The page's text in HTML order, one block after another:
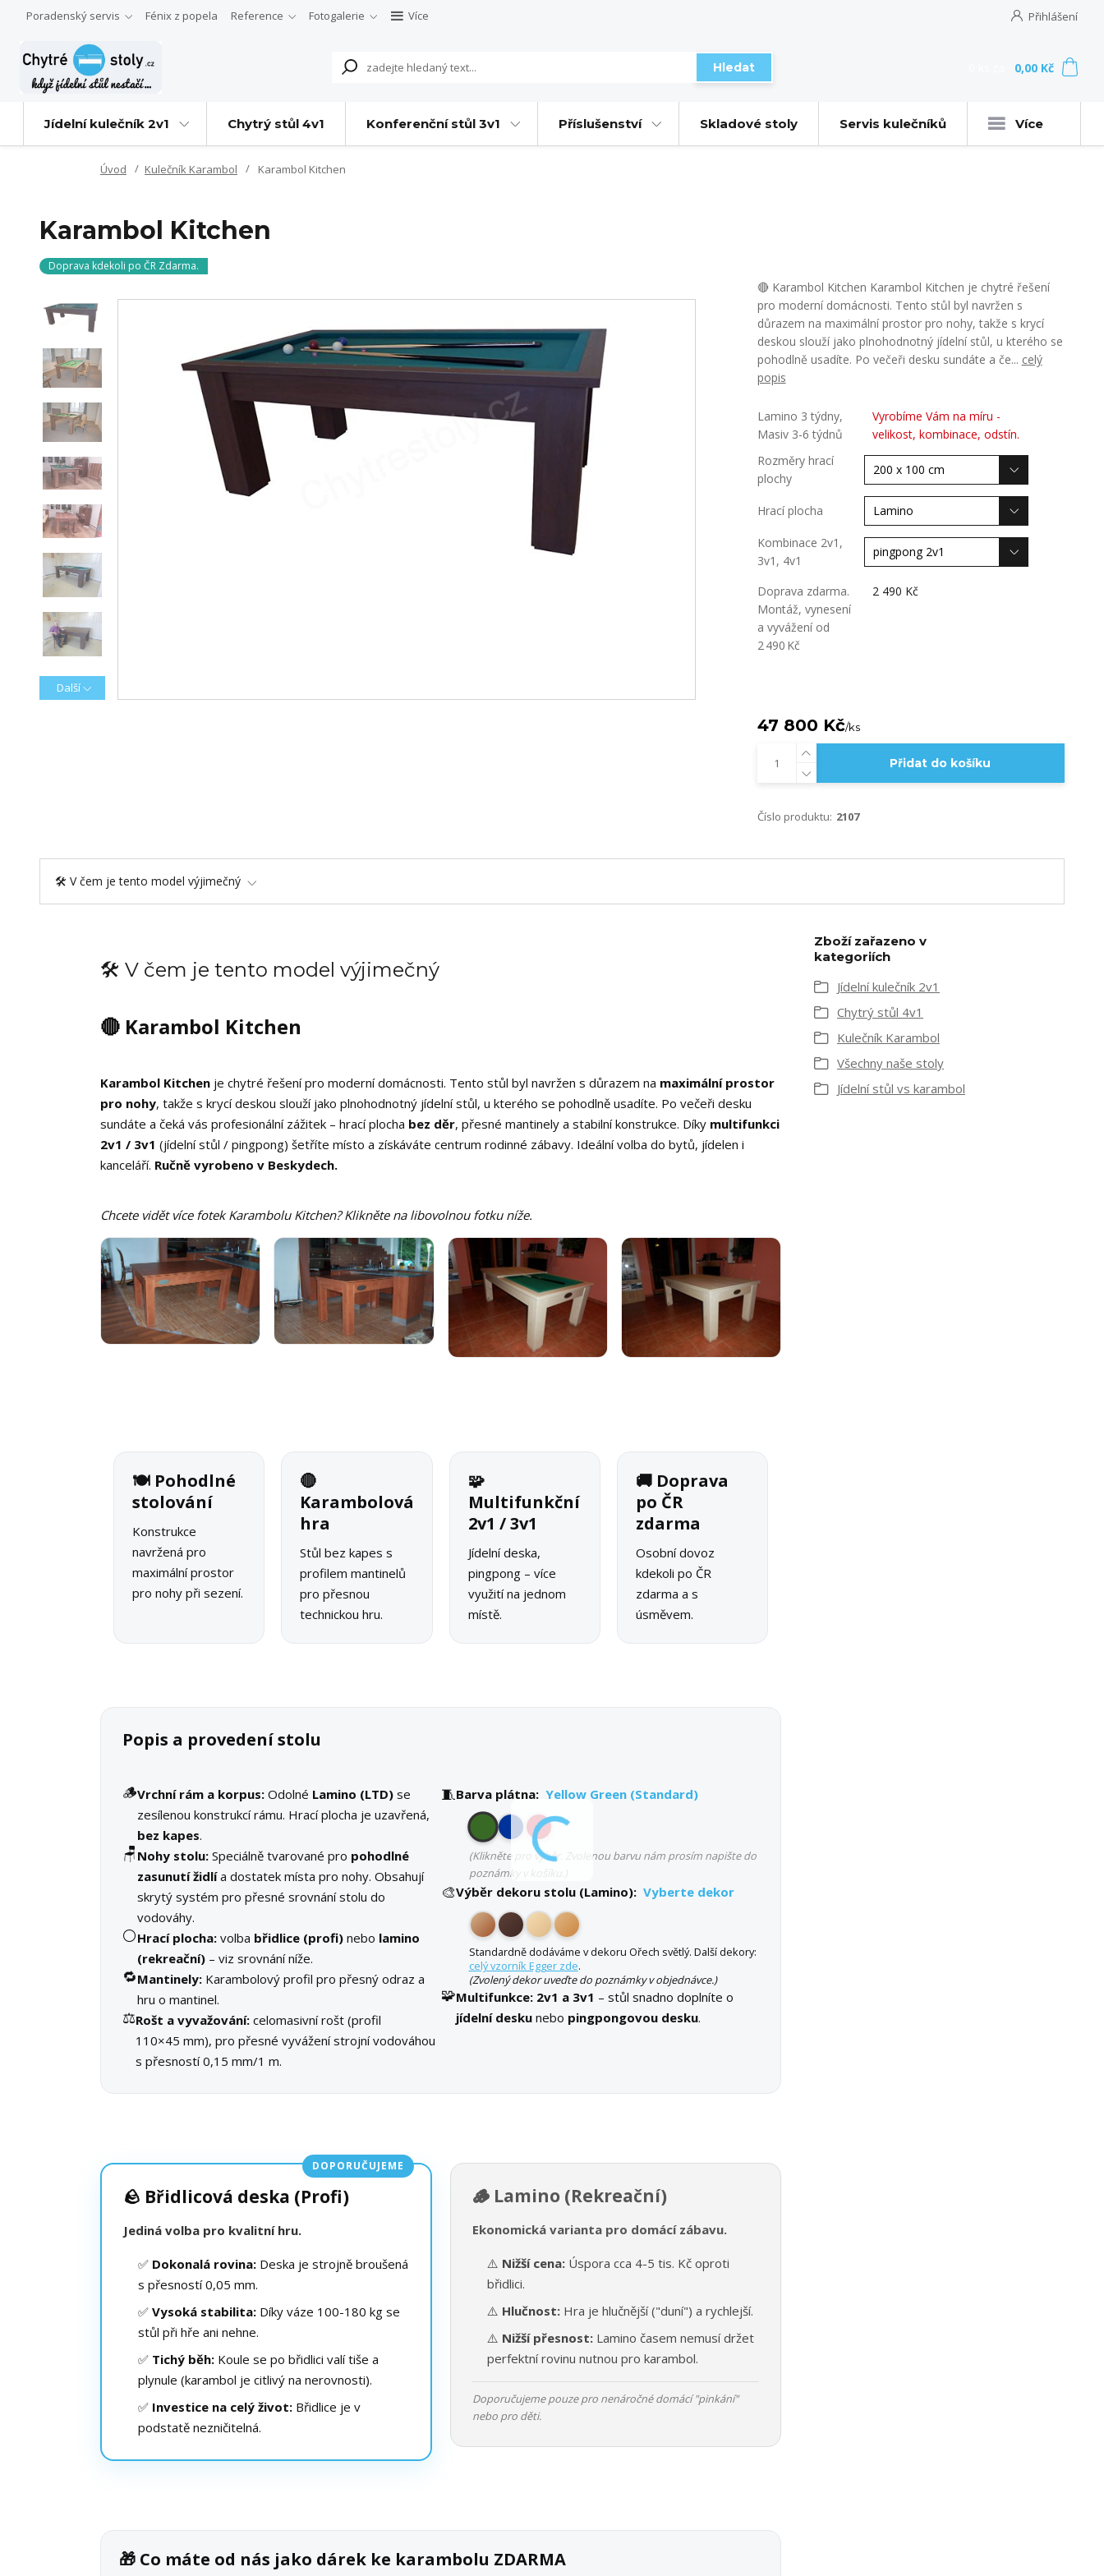
Poradenský servis Fénix z popela Reference Fotogalerie Více Přihlášení
Hledat 0,00 Kč
Jídelní kulečník 2v1 Chytrý stůl 4v1 Konferenční stůl 3v1 Příslušenství Skladové stoly Servis kulečníků Více
Úvod Kulečník Karambol Karambol Kitchen
Karambol Kitchen
Doprava kdekoli po ČR Zdarma.
Další
🔴 Karambol Kitchen Karambol Kitchen je chytré řešení
pro moderní domácnosti. Tento stůl byl navržen s
důrazem na maximální prostor pro nohy, takže s krycí
deskou slouží jako plnohodnotný jídelní stůl, u kterého se
pohodlně usadíte. Po večeři desku sundáte a če... celý
popis
Lamino 3 týdny,
Masiv 3-6 týdnů
Vyrobíme Vám na míru -
velikost, kombinace, odstín.
Rozměry hrací
plochy
Hrací plocha
Kombinace 2v1,
3v1, 4v1
Doprava zdarma.
Montáž, vynesení
a vyvážení od
2 490 Kč
2 490 Kč
47 800 Kč/ks
Přidat do košíku
Číslo produktu: 2107
🛠️ V čem je tento model výjimečný
🛠️ V čem je tento model výjimečný
🔴 Karambol Kitchen
Karambol Kitchen je chytré řešení pro moderní domácnosti. Tento stůl byl navržen s důrazem na maximální prostor
pro nohy, takže s krycí deskou slouží jako plnohodnotný jídelní stůl, u kterého se pohodlně usadíte. Po večeři desku
sundáte a čeká vás profesionální zážitek – hrací plocha bez děr, přesné mantinely a stabilní konstrukce. Díky multifunkci
2v1 / 3v1 (jídelní stůl / pingpong) šetříte místo a získáváte centrum rodinné zábavy. Ideální volba do bytů, jídelen i
kanceláří. Ručně vyrobeno v Beskydech.
Chcete vidět více fotek Karambolu Kitchen? Klikněte na libovolnou fotku níže.
🍽️ Pohodlné
stolování
Konstrukce
navržená pro
maximální prostor
pro nohy při sezení.
🔴
Karambolová
hra
Stůl bez kapes s
profilem mantinelů
pro přesnou
technickou hru.
🧩
Multifunkční
2v1 / 3v1
Jídelní deska,
pingpong – více
využití na jednom
místě.
🚚 Doprava
po ČR
zdarma
Osobní dovoz
kdekoli po ČR
zdarma a s
úsměvem.
Popis a provedení stolu
🪵Vrchní rám a korpus: Odolné Lamino (LTD) se
zesílenou konstrukcí rámu. Hrací plocha je uzavřená,
bez kapes.
🪑 Nohy stolu: Speciálně tvarované pro pohodlné
zasunutí židlía dostatek místa pro nohy. Obsahují
skrytý systém pro přesné srovnání stolu do
vodováhy.
⚪Hrací plocha: volba břidlice (profi) nebo lamino
(rekreační) – viz srovnání níže.
🔁Mantinely: Karambolový profil pro přesný odraz a
hru o mantinel.
⚖️Rošt a vyvažování: celomasivní rošt (profil
110×45 mm), pro přesné vyvážení strojní vodováhou
s přesností 0,15 mm/1 m.
🧵Barva plátna: Yellow Green (Standard)
(Klikněte pro výběr. Zvolenou barvu nám prosím napište do
poznámky v košíku.)
🎨Výběr dekoru stolu (Lamino): Vyberte dekor
Standardně dodáváme v dekoru Ořech světlý. Další dekory:
celý vzorník Egger zde.
(Zvolený dekor uveďte do poznámky v objednávce.)
🧩Multifunkce:2v1 a 3v1 – stůl snadno doplníte o
jídelní deskunebo pingpongovou desku.
DOPORUČUJEME
🪨 Břidlicová deska (Profi)
Jediná volba pro kvalitní hru.
✅ Dokonalá rovina: Deska je strojně broušená
s přesností 0,05 mm.
✅ Vysoká stabilita: Díky váze 100-180 kg se
stůl při hře ani nehne.
✅ Tichý běh: Koule se po břidlici valí tiše a
plynule (karambol je citlivý na nerovnosti).
✅ Investice na celý život: Břidlice je v
podstatě nezničitelná.
🪵 Lamino (Rekreační)
Ekonomická varianta pro domácí zábavu.
⚠️ Nižší cena:Úspora cca 4-5 tis. Kč oproti
břidlici.
⚠️ Hlučnost:Hra je hlučnější ("duní") a rychlejší.
⚠️ Nižší přesnost:Lamino časem nemusí držet
perfektní rovinu nutnou pro karambol.
Doporučujeme pouze pro nenáročné domácí "pinkání"
nebo pro děti.
🎁 Co máte od nás jako dárek ke karambolu ZDARMA
Zboží zařazeno v
kategoriích
Jídelní kulečník 2v1
Chytrý stůl 4v1
Kulečník Karambol
Všechny naše stoly
Jídelní stůl vs karambol